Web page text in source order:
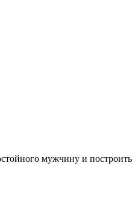
мужчину и построить